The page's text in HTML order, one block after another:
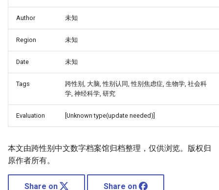
Author 未知
Region 未知
Date 未知
Tags
跨性别, 大脑, 性别认同, 性别焦虑症, 生物学, 社会科
学, 神经科学, 研究
Evaluation [Unknown type(update needed)]
本文由跨性别中文数字档案馆归档整理，仅供浏览。版权归
原作者所有。
Share on Share on